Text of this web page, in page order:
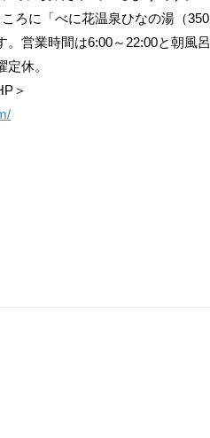
ろに「べに花温泉ひなの湯（350
。営業時間は6:00～22:00と朝風呂
休。
＞